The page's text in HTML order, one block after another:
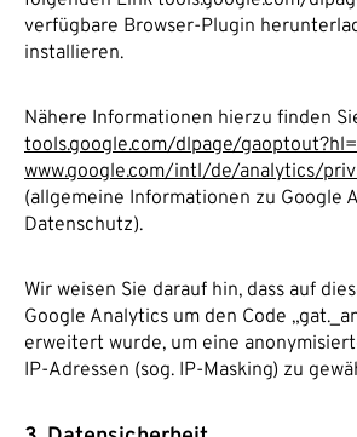
verfügbare Browser-Plugin
installieren.
Nähere Informationen hierzu finden
tools.google.com/dlpage/
www.google.com/intl/de/analytics/
(allgemeine Informationen zu Google
Datenschutz).
Wir weisen Sie darauf hin, dass auf
Google Analytics um den Code
erweitert wurde, um eine
IP-Adressen (sog. IP-Masking) zu